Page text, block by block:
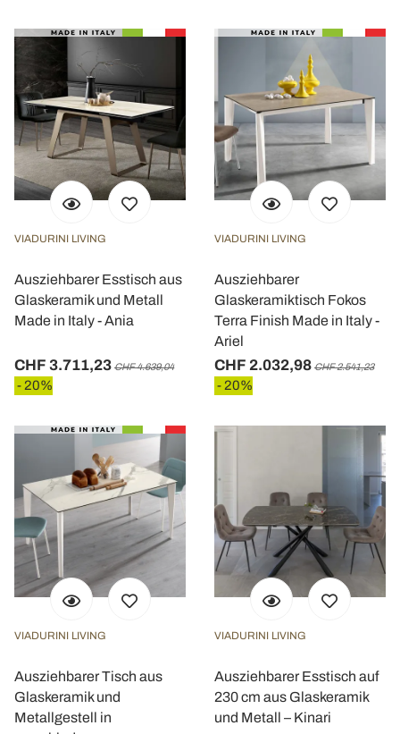
VIADURINI LIVING
Ausziehbarer Esstisch aus
Glaskeramik und Metall
Made in Italy - Ania
CHF 3.711,23 CHF 4.639,04
- 20%
VIADURINI LIVING
Ausziehbarer
Glaskeramiktisch Fokos
Terra Finish Made in Italy -
Ariel
CHF 2.032,98 CHF 2.541,23
- 20%
VIADURINI LIVING
Ausziehbarer Tisch aus
Glaskeramik und
Metallgestell in
VIADURINI LIVING
Ausziehbarer Esstisch auf
230 cm aus Glaskeramik
und Metall – Kinari